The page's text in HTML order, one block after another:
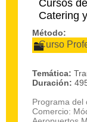
Cursos
Catering
Método:
Curso
Temática:
Duración:
Programa del
Comercio: